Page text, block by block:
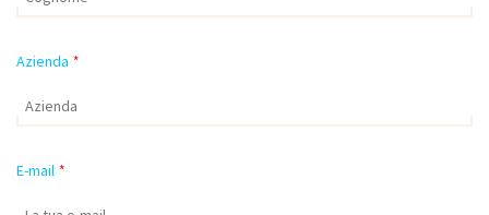
Azienda *
E-mail *